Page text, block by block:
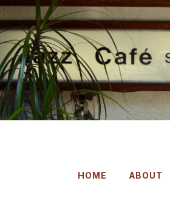
HOME ABOUT